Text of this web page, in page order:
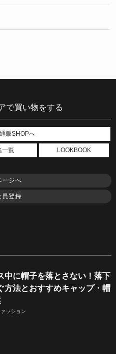
で買い物をする
販SHOPへ
一覧 LOOKBOOK
ージへ
員登録
中に帽子を落とさない！落下
方法とおすすめキャップ・帽
ッション